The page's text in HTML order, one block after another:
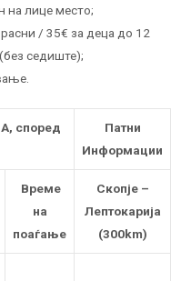
на лице место;
/ 35€ за деца до 12
седиште);
според
Патни
Информации
Време
на
поаѓање
Скопје –
Лептокарија
(300km)